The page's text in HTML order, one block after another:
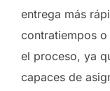
entrega más
contratiempos
el proceso, ya
capaces de